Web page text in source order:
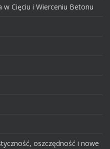
Cięciu i Wierceniu Betonu
oszczędność i nowe